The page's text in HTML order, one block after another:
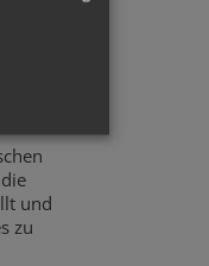
und
und
zu